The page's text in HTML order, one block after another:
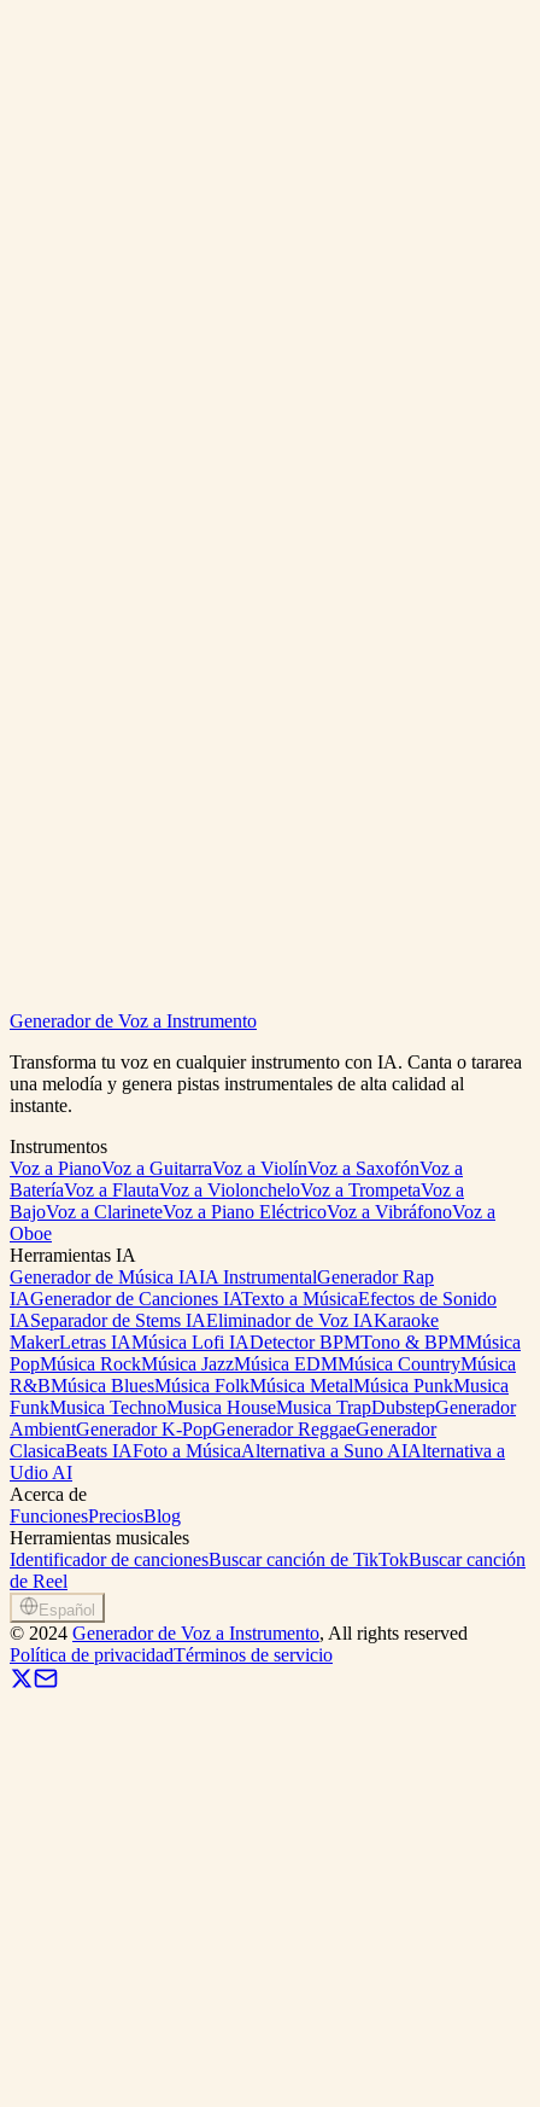
0:00/0:00
Generador de Voz a Instrumento
Transforma tu voz en cualquier instrumento con IA. Canta o tararea
una melodía y genera pistas instrumentales de alta calidad al
instante.
Instrumentos
Voz a PianoVoz a GuitarraVoz a ViolínVoz a SaxofónVoz a
BateríaVoz a FlautaVoz a VioloncheloVoz a TrompetaVoz a
BajoVoz a ClarineteVoz a Piano EléctricoVoz a VibráfonoVoz a
Oboe
Herramientas IA
Generador de Música IAIA InstrumentalGenerador Rap
IAGenerador de Canciones IATexto a MúsicaEfectos de Sonido
IASeparador de Stems IAEliminador de Voz IAKaraoke
MakerLetras IAMúsica Lofi IADetector BPMTono & BPMMúsica
PopMúsica RockMúsica JazzMúsica EDMMúsica CountryMúsica
R&BMúsica BluesMúsica FolkMúsica MetalMúsica PunkMusica
FunkMusica TechnoMusica HouseMusica TrapDubstepGenerador
AmbientGenerador K-PopGenerador ReggaeGenerador
ClasicaBeats IAFoto a MúsicaAlternativa a Suno AIAlternativa a
Udio AI
Acerca de
FuncionesPreciosBlog
Herramientas musicales
Identificador de cancionesBuscar canción de TikTokBuscar canción
de Reel
Español
© 2024 Generador de Voz a Instrumento, All rights reserved
Política de privacidadTérminos de servicio